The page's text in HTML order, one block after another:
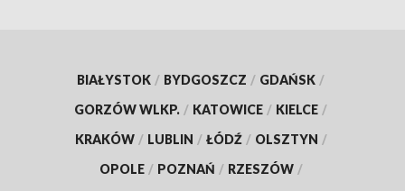
BIAŁYSTOK / BYDGOSZCZ / GDAŃSK /
GORZÓW WLKP. / KATOWICE / KIELCE /
KRAKÓW / LUBLIN / ŁÓDŹ / OLSZTYN /
OPOLE / POZNAŃ / RZESZÓW /